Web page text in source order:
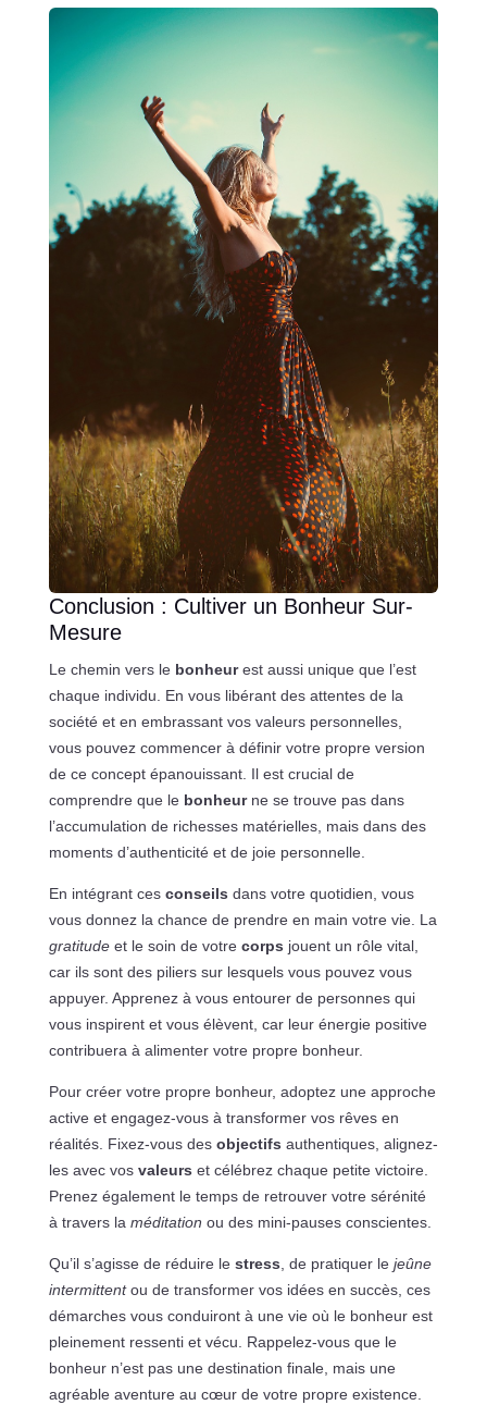
Conclusion : Cultiver un Bonheur Sur-
Mesure
Le chemin vers le bonheurest aussi unique que l’est
chaque individu. En vous libérant des attentes de la
société et en embrassant vos valeurs personnelles,
vous pouvez commencer à définir votre propre version
de ce concept épanouissant. Il est crucial de
comprendre que le bonheurne se trouve pas dans
l’accumulation de richesses matérielles, mais dans des
moments d’authenticité et de joie personnelle.
En intégrant ces conseils dans votre quotidien, vous
vous donnez la chance de prendre en main votre vie. La
gratitudeet le soin de votre corps jouent un rôle vital,
car ils sont des piliers sur lesquels vous pouvez vous
appuyer. Apprenez à vous entourer de personnes qui
vous inspirent et vous élèvent, car leur énergie positive
contribuera à alimenter votre propre bonheur.
Pour créer votre propre bonheur, adoptez une approche
active et engagez-vous à transformer vos rêves en
réalités. Fixez-vous des objectifs authentiques, alignez-
les avec vos valeurs et célébrez chaque petite victoire.
Prenez également le temps de retrouver votre sérénité
à travers la méditation ou des mini-pauses conscientes.
Qu’il s’agisse de réduire le stress, de pratiquer le jeûne
intermittentou de transformer vos idées en succès, ces
démarches vous conduiront à une vie où le bonheur est
pleinement ressenti et vécu. Rappelez-vous que le
bonheur n’est pas une destination finale, mais une
agréable aventure au cœur de votre propre existence.